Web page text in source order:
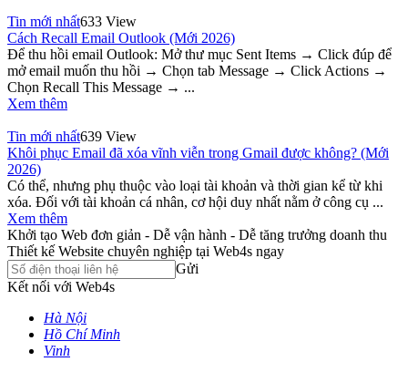
Tin mới nhất633 View
Cách Recall Email Outlook (Mới 2026)
Để thu hồi email Outlook: Mở thư mục Sent Items → Click đúp để
mở email muốn thu hồi → Chọn tab Message → Click Actions →
Chọn Recall This Message → ...
Xem thêm
Tin mới nhất639 View
Khôi phục Email đã xóa vĩnh viễn trong Gmail được không? (Mới
2026)
Có thể, nhưng phụ thuộc vào loại tài khoản và thời gian kể từ khi
xóa. Đối với tài khoản cá nhân, cơ hội duy nhất nằm ở công cụ ...
Xem thêm
Khởi tạo Web đơn giản - Dễ vận hành - Dễ tăng trưởng doanh thu
Thiết kế Website chuyên nghiệp tại Web4s ngay
Gửi
Kết nối với Web4s
Hà Nội
Hồ Chí Minh
Vinh